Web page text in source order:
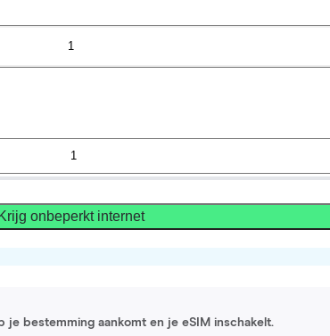
1
Krijg onbeperkt internet
bestemming aankomt en je eSIM inschakelt.